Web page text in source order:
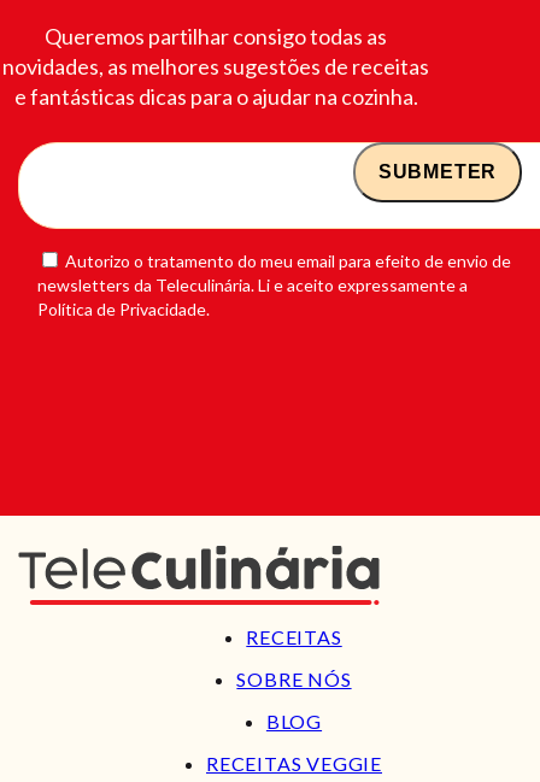
Queremos partilhar consigo todas as
novidades, as melhores sugestões de receitas
e fantásticas dicas para o ajudar na cozinha.
Autorizo o tratamento do meu email para efeito de envio de
newsletters da Teleculinária. Li e aceito expressamente a
Política de Privacidade.
RECEITAS
SOBRE NÓS
BLOG
RECEITAS VEGGIE